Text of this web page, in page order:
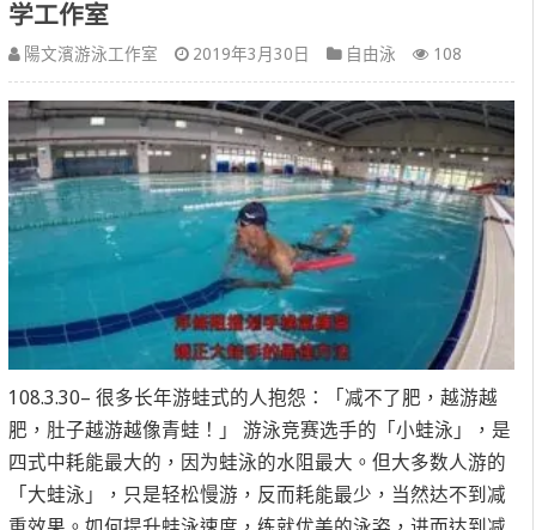
学工作室
陽文濱游泳工作室 2019年3月30日 自由泳 108
108.3.30– 很多长年游蛙式的人抱怨：「减不了肥，越游越
肥，肚子越游越像青蛙！」 游泳竞赛选手的「小蛙泳」，是
四式中耗能最大的，因为蛙泳的水阻最大。但大多数人游的
「大蛙泳」，只是轻松慢游，反而耗能最少，当然达不到减